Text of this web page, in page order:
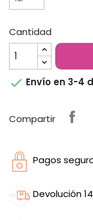
Cantidad
 Envío en 3-4
Compartir
Pagos
Devolución